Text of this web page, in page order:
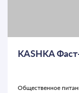
KASHKA
Общественное